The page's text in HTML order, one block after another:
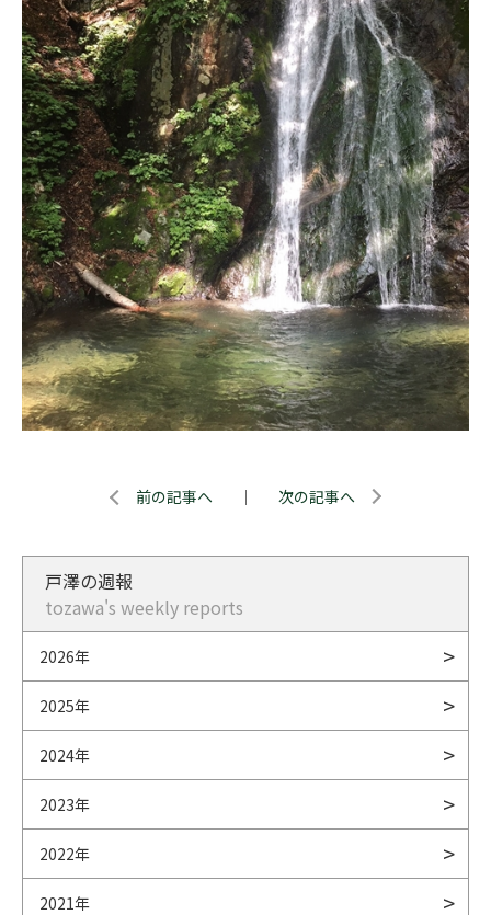
前の記事へ ｜ 次の記事へ
戸澤の週報
tozawa's weekly reports
2026年
2025年
2024年
2023年
2022年
2021年